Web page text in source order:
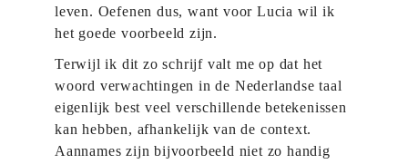
leven. Oefenen dus, want voor Lucia wil ik
het goede voorbeeld zijn.
Terwijl ik dit zo schrijf valt me op dat het
woord verwachtingen in de Nederlandse taal
eigenlijk best veel verschillende betekenissen
kan hebben, afhankelijk van de context.
Aannames zijn bijvoorbeeld niet zo handig